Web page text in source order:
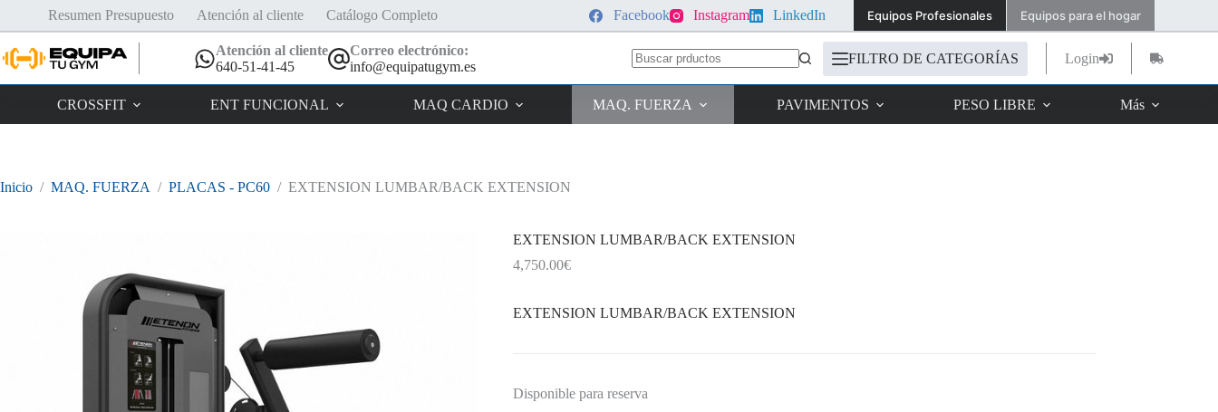
Resumen Presupuesto Atención al cliente Catálogo Completo Facebook Instagram LinkedIn Equipos Profesionales Equipos para el hogar
Atención al cliente
640-51-41-45
Correo electrónico:
info@equipatugym.es
FILTRO DE CATEGORÍAS Login
Carro
de
CROSSFIT ENT FUNCIONAL MAQ CARDIO MAQ. FUERZA PAVIMENTOS PESO LIBRE Más
Inicio / MAQ. FUERZA / PLACAS - PC60 / EXTENSION LUMBAR/BACK EXTENSION
EXTENSION LUMBAR/BACK EXTENSION
4,750.00€
EXTENSION LUMBAR/BACK EXTENSION
Disponible para reserva